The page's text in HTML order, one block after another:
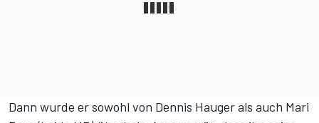
Dann wurde er sowohl von Dennis Hauger als auch Mari